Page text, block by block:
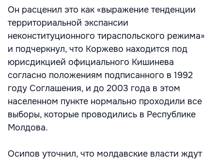
Он расценил это как «выражение тенденции
территориальной экспансии
неконституционного тираспольского режима»
и подчеркнул, что Коржево находится под
юрисдикцией официального Кишинева
согласно положениям подписанного в 1992
году Соглашения, и до 2003 года в этом
населенном пункте нормально проходили все
выборы, которые проводились в Республике
Молдова.
Осипов уточнил, что молдавские власти ждут